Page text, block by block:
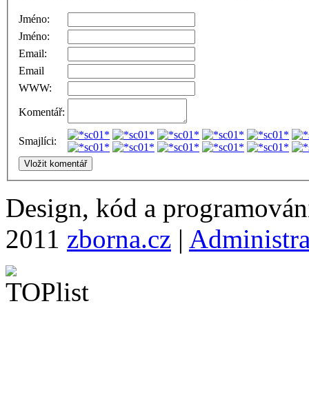
Jméno:
Jméno:
Email:
Email
WWW:
Komentář:
Smajlíci:
Design, kód a
2011 zborna.cz |